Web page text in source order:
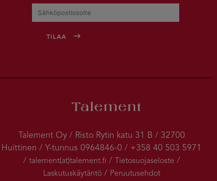
Talement Oy / Risto Rytin katu 31 B / 32700
Huittinen / Y-tunnus 0964846-0 / +358 40 503 5971
/ talement(at)talement.fi / Tietosuojaseloste /
Laskutuskäytäntö/ Peruutusehdot